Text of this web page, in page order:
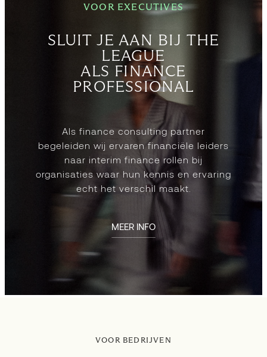
VOOR EXECUTIVES
SLUIT JE AAN BIJ THE
LEAGUE
ALS FINANCE
PROFESSIONAL
Als finance consulting partner
begeleiden wij ervaren financiële leiders
naar interim finance rollen bij
organisaties waar hun kennis en ervaring
echt het verschil maakt.
MEER INFO
VOOR BEDRIJVEN